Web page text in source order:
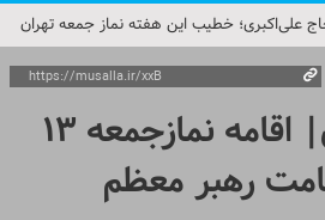
علی‌اکبری؛ خطیب این هفته نماز جمعه تهران
امام مجاهد شهید در مصلای تهران از سوی رهبر
نماز بر پیکر امام شهید انقلاب اسلامی ایران
مراسم بزرگداشت آقای شهید ایران
گزارش تصویری| اقامه نمازجمعه 13
به امامت رهبر معظم